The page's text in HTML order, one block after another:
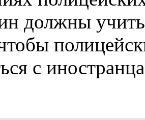
должны
с